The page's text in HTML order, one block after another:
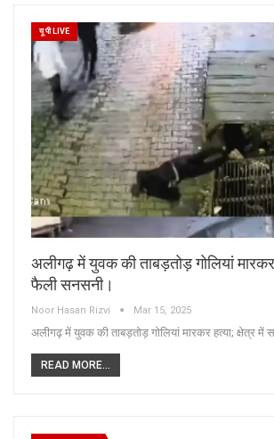
यू पी LIVE
अलीगढ़ में युवक की ताबड़तोड़ गोलियां मारकर
फैली सनसनी।
Noor Hasan Rizvi Mar 15, 2025
अलीगढ़ में युवक की ताबड़तोड़ गोलियां मारकर हत्या; क्षेत्र में
READ MORE...